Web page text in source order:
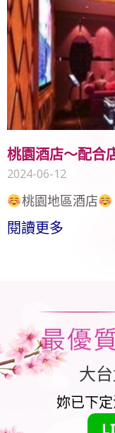
桃園酒店～配合
2024-06-12
桃園地區酒店
閱讀更多
大
妳已下